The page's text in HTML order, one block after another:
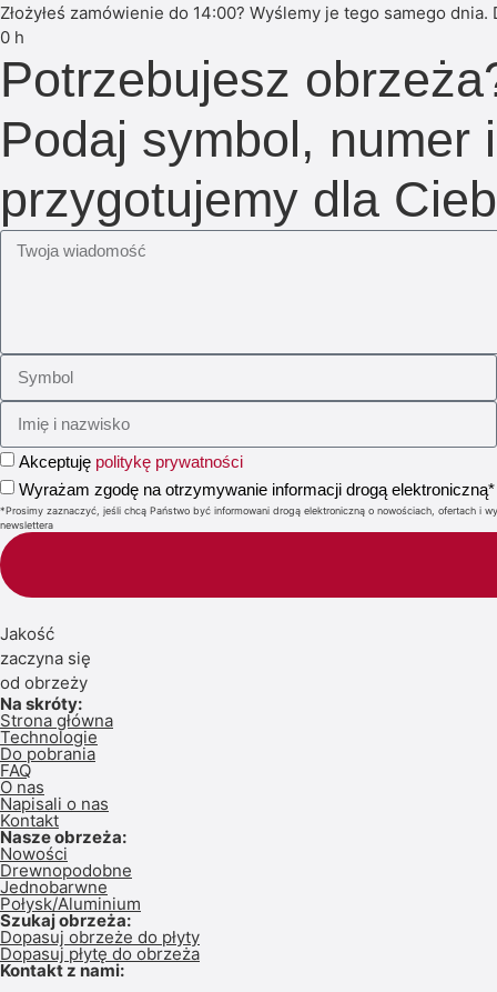
Złożyłeś zamówienie do 14:00? Wyślemy je tego samego
0 h
Potrzebujesz
Podaj symbol, numer
przygotujemy dla
Akceptuję politykę prywatności
Wyrażam zgodę na otrzymywanie informacji drogą elektroniczną*
*Prosimy zaznaczyć, jeśli chcą Państwo być informowani drogą elektroniczną o nowościach, ofertach
newslettera
Jakość
zaczyna się
od obrzeży
Na skróty:
Strona główna
Technologie
Do pobrania
FAQ
O nas
Napisali o nas
Kontakt
Nasze obrzeża:
Nowości
Drewnopodobne
Jednobarwne
Połysk/Aluminium
Szukaj obrzeża:
Dopasuj obrzeże do płyty
Dopasuj płytę do obrzeża
Kontakt z nami: